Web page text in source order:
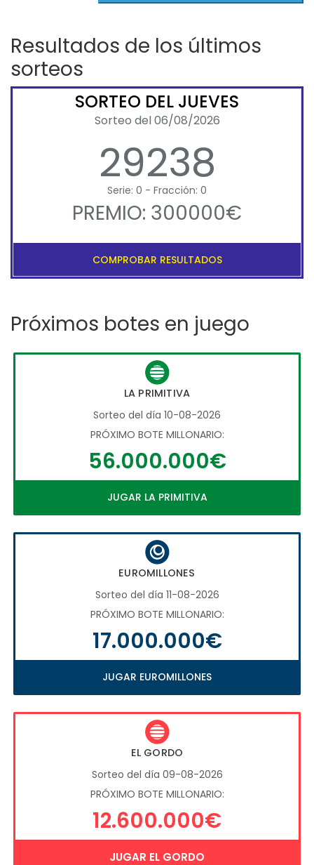
Resultados de los últimos
sorteos
SORTEO DEL JUEVES
Sorteo del 06/08/2026
29238
Serie: 0 - Fracción: 0
PREMIO: 300000€
COMPROBAR RESULTADOS
Próximos botes en juego
LA PRIMITIVA
Sorteo del día 10-08-2026
PRÓXIMO BOTE MILLONARIO:
56.000.000€
JUGAR LA PRIMITIVA
EUROMILLONES
Sorteo del día 11-08-2026
PRÓXIMO BOTE MILLONARIO:
17.000.000€
JUGAR EUROMILLONES
EL GORDO
Sorteo del día 09-08-2026
PRÓXIMO BOTE MILLONARIO:
12.600.000€
JUGAR EL GORDO